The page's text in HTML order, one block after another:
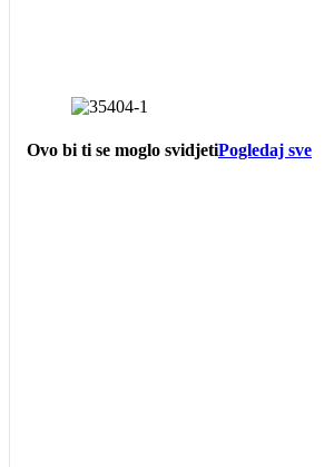
Ovo bi ti se moglo svidjetiPogledaj sve